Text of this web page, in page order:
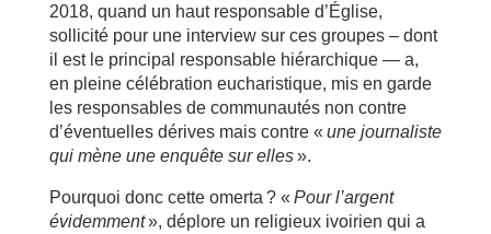
2018, quand un haut responsable d’Église,
sollicité pour une interview sur ces groupes – dont
il est le principal responsable hiérarchique — a,
en pleine célébration eucharistique, mis en garde
les responsables de communautés non contre
d’éventuelles dérives mais contre « une journaliste
qui mène une enquête sur elles».
Pourquoi donc cette omerta ? « Pour l’argent
évidemment», déplore un religieux ivoirien qui a